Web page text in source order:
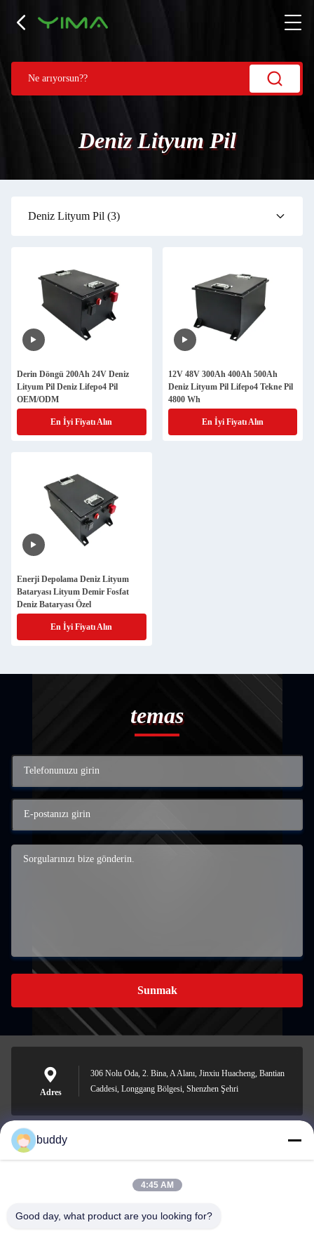
Deniz Lityum Pil
Deniz Lityum Pil (3)
Derin Döngü 200Ah 24V Deniz
Lityum Pil Deniz Lifepo4 Pil
OEM/ODM
En İyi Fiyatı Alın
12V 48V 300Ah 400Ah 500Ah
Deniz Lityum Pil Lifepo4 Tekne Pil
4800 Wh
En İyi Fiyatı Alın
Enerji Depolama Deniz Lityum
Bataryası Lityum Demir Fosfat
Deniz Bataryası Özel
En İyi Fiyatı Alın
temas
Sunmak
Adres
306 Nolu Oda, 2. Bina, A Alanı, Jinxiu Huacheng, Bantian
Caddesi, Longgang Bölgesi, Shenzhen Şehri
info@yimabattery.com
buddy
4:45 AM
Good day, what product are you looking for?